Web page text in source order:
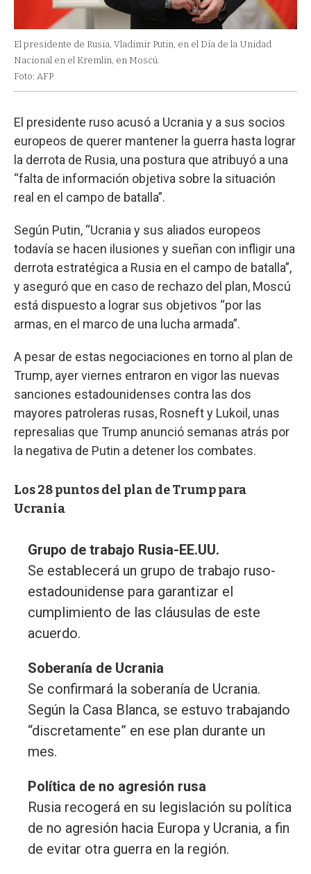
El presidente de Rusia, Vladimir Putin, en el Día de la Unidad
Nacional en el Kremlin, en Moscú.
Foto: AFP
El presidente ruso acusó a Ucrania y a sus socios
europeos de querer mantener la guerra hasta lograr
la derrota de Rusia, una postura que atribuyó a una
“falta de información objetiva sobre la situación
real en el campo de batalla”.
Según Putin, “Ucrania y sus aliados europeos
todavía se hacen ilusiones y sueñan con infligir una
derrota estratégica a Rusia en el campo de batalla”,
y aseguró que en caso de rechazo del plan, Moscú
está dispuesto a lograr sus objetivos “por las
armas, en el marco de una lucha armada”.
A pesar de estas negociaciones en torno al plan de
Trump, ayer viernes entraron en vigor las nuevas
sanciones estadounidenses contra las dos
mayores patroleras rusas, Rosneft y Lukoil, unas
represalias que Trump anunció semanas atrás por
la negativa de Putin a detener los combates.
Los 28 puntos del plan de Trump para
Ucrania
Grupo de trabajo Rusia-EE.UU.
Se establecerá un grupo de trabajo ruso-
estadounidense para garantizar el
cumplimiento de las cláusulas de este
acuerdo.
Soberanía de Ucrania
Se confirmará la soberanía de Ucrania.
Según la Casa Blanca, se estuvo trabajando
“discretamente” en ese plan durante un
mes.
Política de no agresión rusa
Rusia recogerá en su legislación su política
de no agresión hacia Europa y Ucrania, a fin
de evitar otra guerra en la región.